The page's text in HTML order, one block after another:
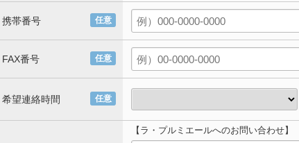
任意
携帯番号
任意
FAX番号
任意
希望連絡時間
【ラ・プルミエールへのお問い合わせ】